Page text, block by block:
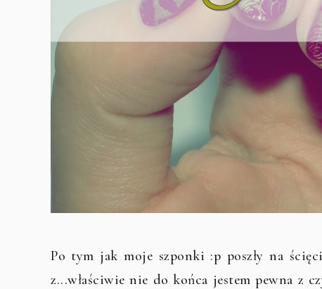
Po tym jak moje szponki :p poszły na
z...właściwie nie do końca jestem pewna z